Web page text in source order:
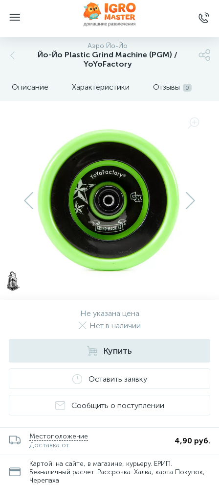
Аэро Йо-Йо
Йо-Йо Plastic Grind Machine (PGM) /
YoYoFactory
Описание Характеристики Отзывы 0
Не указана цена
Нет в наличии
Купить
Оставить заявку
Сообщить о поступлении
Местоположение
Доставка от
4,90 руб.
Картой: на сайте, в магазине, курьеру. ЕРИП.
Безналичный расчет. Рассрочка: Халва, карта Покупок,
Черепаха